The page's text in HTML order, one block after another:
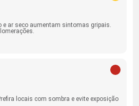
e ar seco aumentam sintomas gripais.
locais com sombra e evite exposição